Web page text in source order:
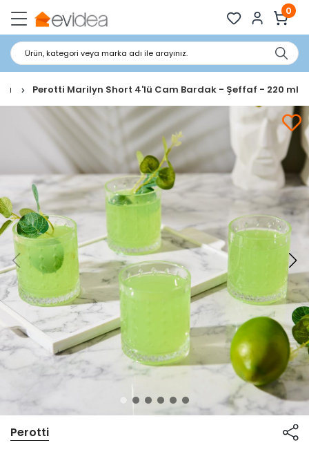
0
Ürün, kategori veya marka adı ile arayınız.
Perotti Marilyn Short 4'lü Cam Bardak - Şeffaf - 220 ml
Perotti